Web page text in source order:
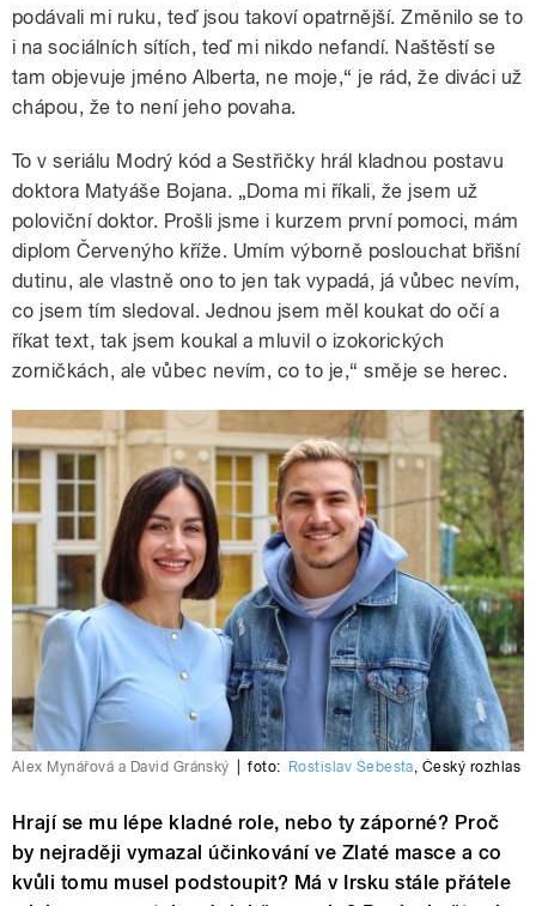
podávali mi ruku, teď jsou takoví opatrnější. Změnilo se to
i na sociálních sítích, teď mi nikdo nefandí. Naštěstí se
tam objevuje jméno Alberta, ne moje,“ je rád, že diváci už
chápou, že to není jeho povaha.
To v seriálu Modrý kód a Sestřičky hrál kladnou postavu
doktora Matyáše Bojana. „Doma mi říkali, že jsem už
poloviční doktor. Prošli jsme i kurzem první pomoci, mám
diplom Červenýho kříže. Umím výborně poslouchat břišní
dutinu, ale vlastně ono to jen tak vypadá, já vůbec nevím,
co jsem tím sledoval. Jednou jsem měl koukat do očí a
říkat text, tak jsem koukal a mluvil o izokorických
zorničkách, ale vůbec nevím, co to je,“ směje se herec.
Alex Mynářová a David Gránský foto: Rostislav Šebesta, Český rozhlas
Hrají se mu lépe kladné role, nebo ty záporné? Proč
by nejraději vymazal účinkování ve Zlaté masce a co
kvůli tomu musel podstoupit? Má v Irsku stále přátele